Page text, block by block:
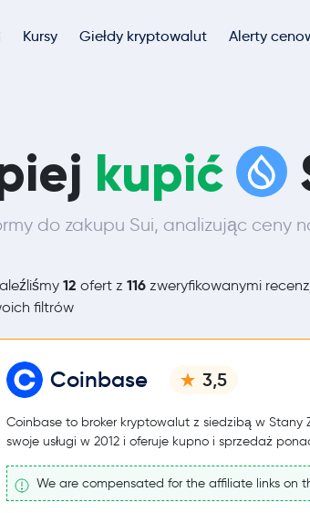
Kursy Giełdy kryptowalut Alerty
kupić
do zakupu Sui, analizując ceny
12 ofert z 116 zweryfikowanymi
filtrów
Coinbase 3,5
Coinbase to broker kryptowalut z siedzibą w Stany
swoje usługi w 2012 i oferuje kupno i sprzedaż
We are compensated for the affiliate links on